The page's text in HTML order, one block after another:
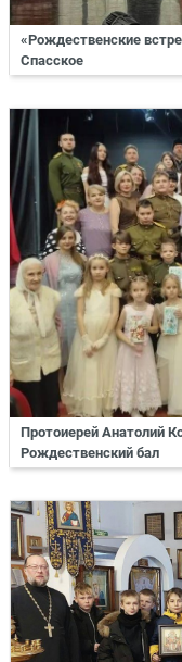
«Рождественские
Спасское
Протоиерей Анатолий
Рождественский бал